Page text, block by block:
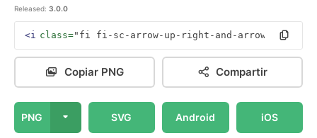
Released: 3.0.0
<i class="fi fi-sc-arrow-up-right-and-arrow-down-
Copiar PNG Compartir
PNG SVG Android iOS